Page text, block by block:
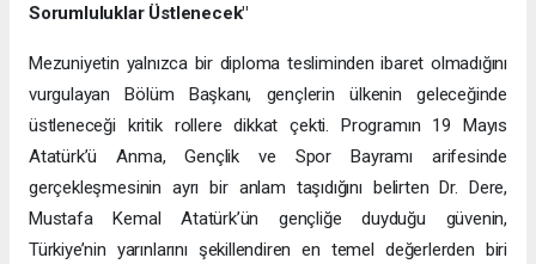
Sorumluluklar Üstlenecek"
Mezuniyetin yalnızca bir diploma tesliminden ibaret olmadığını
vurgulayan Bölüm Başkanı, gençlerin ülkenin geleceğinde
üstleneceği kritik rollere dikkat çekti. Programın 19 Mayıs
Atatürk’ü Anma, Gençlik ve Spor Bayramı arifesinde
gerçekleşmesinin ayrı bir anlam taşıdığını belirten Dr. Dere,
Mustafa Kemal Atatürk’ün gençliğe duyduğu güvenin,
Türkiye’nin yarınlarını şekillendiren en temel değerlerden biri